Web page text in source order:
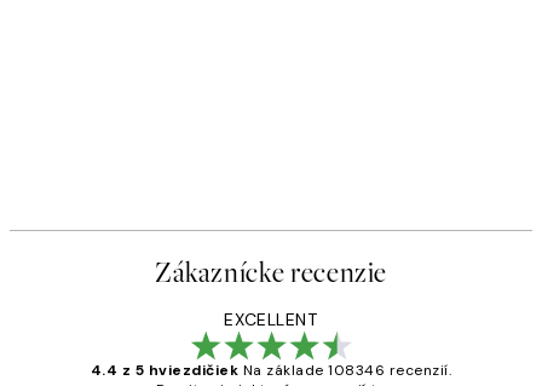
Zákaznícke recenzie
EXCELLENT
4.4 z 5 hviezdičiek Na základe 108346 recenzií.